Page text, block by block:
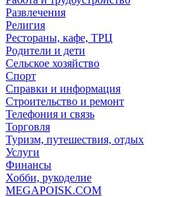
Развлечения
Религия
Рестораны, кафе, ТРЦ
Родители и дети
Сельское хозяйство
Спорт
Справки и информация
Строительство и ремонт
Телефония и связь
Торговля
Туризм, путешествия, отдых
Услуги
Финансы
Хобби, рукоделие
MEGAPOISK.COM